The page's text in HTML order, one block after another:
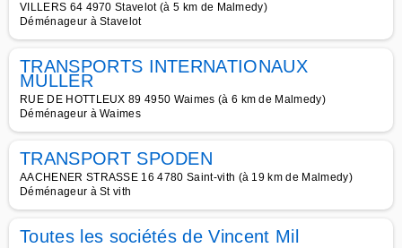
VILLERS 64 4970 Stavelot (à 5 km de Malmedy)
Déménageur à Stavelot
TRANSPORTS INTERNATIONAUX
MULLER
RUE DE HOTTLEUX 89 4950 Waimes (à 6 km de Malmedy)
Déménageur à Waimes
TRANSPORT SPODEN
AACHENER STRASSE 16 4780 Saint-vith (à 19 km de Malmedy)
Déménageur à St vith
Toutes les sociétés de Vincent Mil